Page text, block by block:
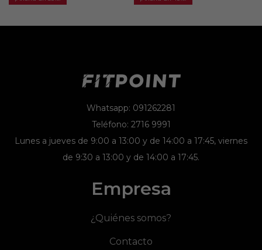
Whatsapp: 091262281
Teléfono: 2716 9991
Lunes a jueves de 9:00 a 13:00 y de 14:00 a 17:45, viernes
de 9:30 a 13:00 y de 14:00 a 17:45.
Empresa
¿Quiénes somos?
Contacto